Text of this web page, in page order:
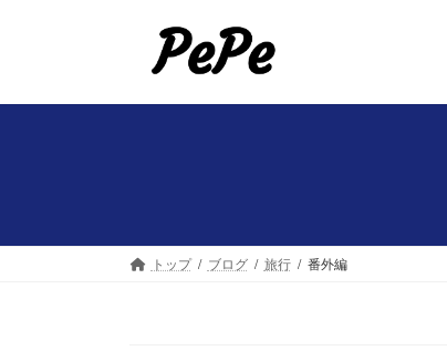
プ
動
トップ ブログ 旅行 番外編